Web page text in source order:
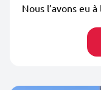
Nous l’avons eu